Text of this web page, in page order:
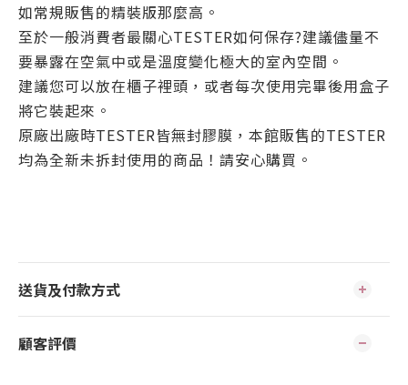
如常規販售的精裝版那麼高。
至於一般消費者最關心TESTER如何保存?建議儘量不
要暴露在空氣中或是溫度變化極大的室內空間。
建議您可以放在櫃子裡頭，或者每次使用完畢後用盒子
將它裝起來。
原廠出廠時TESTER皆無封膠膜，本館販售的TESTER
均為全新未拆封使用的商品！請安心購買。
送貨及付款方式
顧客評價